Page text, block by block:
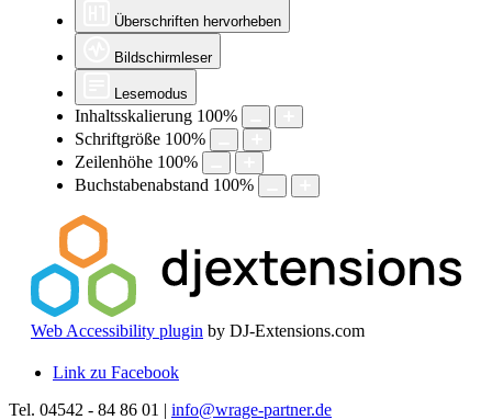
Überschriften hervorheben
Bildschirmleser
Lesemodus
Inhaltsskalierung 100%
Schriftgröße 100%
Zeilenhöhe 100%
Buchstabenabstand 100%
Web Accessibility plugin by DJ-Extensions.com
Link zu Facebook
Tel. 04542 - 84 86 01 | info@wrage-partner.de